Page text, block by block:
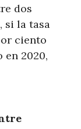
dos
si la tasa
ciento
en 2020,